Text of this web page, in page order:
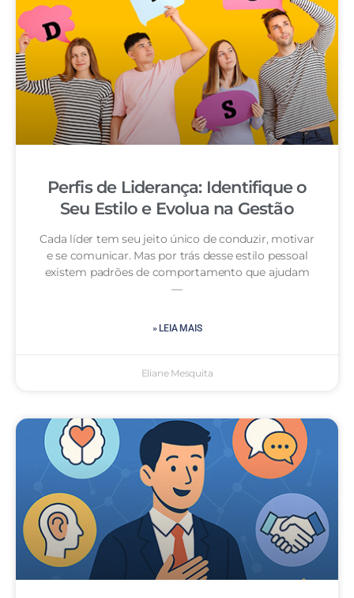
Perfis de Liderança: Identifique o
Seu Estilo e Evolua na Gestão
Cada líder tem seu jeito único de conduzir, motivar
e se comunicar. Mas por trás desse estilo pessoal
existem padrões de comportamento que ajudam
—
» LEIA MAIS
Eliane Mesquita